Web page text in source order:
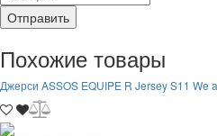
Отправить
Похожие товары
Джерси ASSOS EQUIPE R Jersey S11 We